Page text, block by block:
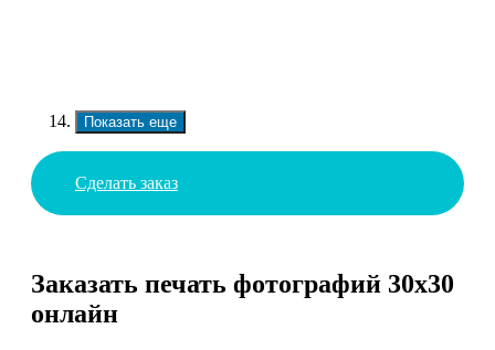
Показать еще
Сделать заказ
Заказать печать фотографий 30х30
онлайн